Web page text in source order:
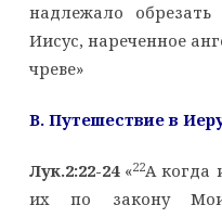
надлежало
Иисус, нареченное
чреве»
B. Путешествие в
Лук.2:22-24«22А когда
их по закону